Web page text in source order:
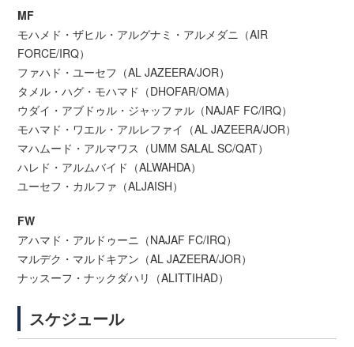
MF
モハメド・ザヒル・アルグナミ・アルメダニ（AIR
FORCE/IRQ）
ファハド・ユーセフ（AL JAZEERA/JOR）
タメル・ハグ・モハマド（DHOFAR/OMA）
ウダイ・アブドゥル・ジャッファル（NAJAF FC/IRQ）
モハマド・ワエル・アルレファイ（AL JAZEERA/JOR）
マハムード・アルマワス（UMM SALAL SC/QAT）
ハレド・アルムバイド（ALWAHDA）
ユーセフ・カルファ（ALJAISH）
FW
アハマド・アルドゥーニ（NAJAF FC/IRQ）
マルデク・マルドキアン（AL JAZEERA/JOR）
ナッスーフ・ナックダハリ（ALITTIHAD）
スケジュール